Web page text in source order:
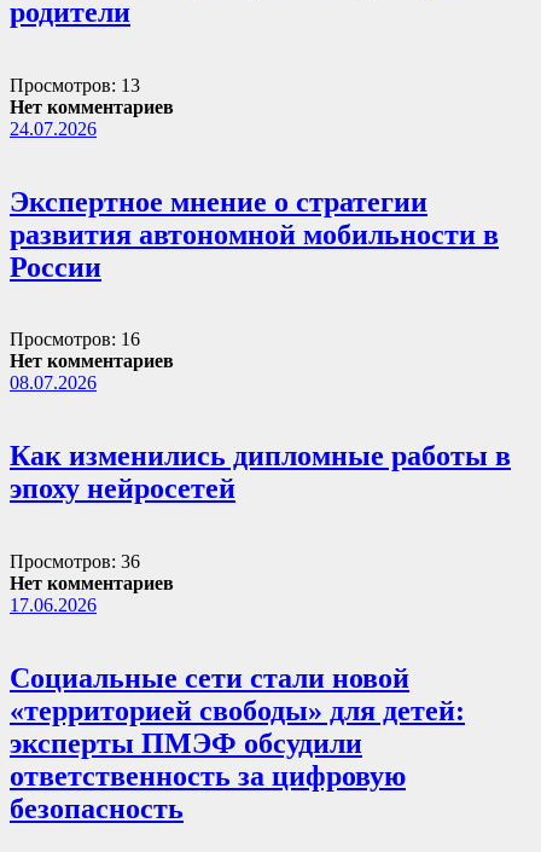
родители
Просмотров: 13
Нет комментариев
24.07.2026
Экспертное мнение о стратегии
развития автономной мобильности в
России
Просмотров: 16
Нет комментариев
08.07.2026
Как изменились дипломные работы в
эпоху нейросетей
Просмотров: 36
Нет комментариев
17.06.2026
Социальные сети стали новой
«территорией свободы» для детей:
эксперты ПМЭФ обсудили
ответственность за цифровую
безопасность